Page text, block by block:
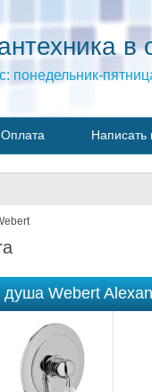
в
понедельник-
Оплата Написать
Webert